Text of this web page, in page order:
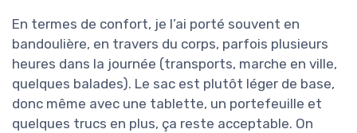
En termes de confort, je l’ai porté souvent en
bandoulière, en travers du corps, parfois plusieurs
heures dans la journée (transports, marche en ville,
quelques balades). Le sac est plutôt léger de base,
donc même avec une tablette, un portefeuille et
quelques trucs en plus, ça reste acceptable. On